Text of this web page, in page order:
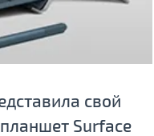
свой
Surface